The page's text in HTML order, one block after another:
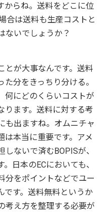
からね。送料をどこに位
合は送料も生産コストと
ないでしょうか？
とが大事なんです。送料
分をきっちり分ける。
何にどのくらいコストが
ります。送料に対する考
も出ますね。オムニチャ
は本当に重要です。アメ
ないで済むBOPISが、
日本のECにおいても、
分をポイントなどでユー
です。送料無料というか
考え方を整理する必要が